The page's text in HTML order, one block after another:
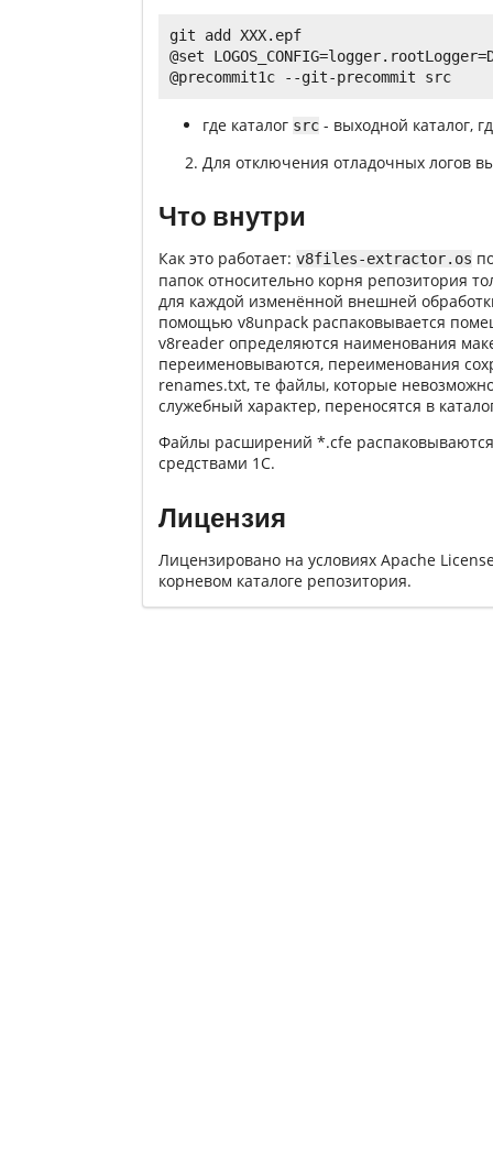
git add XXX.epf
@set
@precommit1c --git-precommit src
где каталог src- выходной каталог,
Для отключения отладочных логов
Что внутри
Как это работает: v8files-extractor.os
папок относительно корня репозитория
для каждой изменённой внешней
помощью v8unpack распаковывается
v8reader определяются наименования
переименовываются, переименования
renames.txt, те файлы, которые
служебный характер, переносятся в
Файлы расширений *.cfe
средствами 1С.
Лицензия
Лицензировано на условиях Apache
корневом каталоге репозитория.